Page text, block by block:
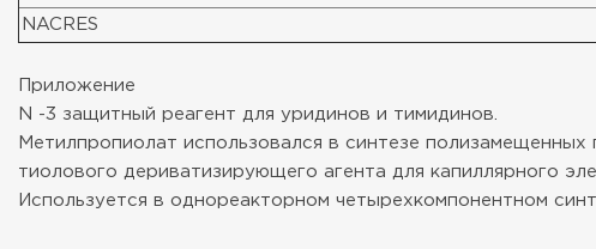
NACRES
Приложение
N -3 защитный реагент для уридинов и тимидинов.
Метилпропиолат использовался в синтезе
тиолового дериватизирующего агента для капиллярного
Используется в однореакторном четырехкомпонентном